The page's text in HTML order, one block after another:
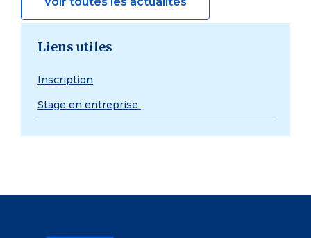
Liens utiles
Inscription
Stage en entreprise